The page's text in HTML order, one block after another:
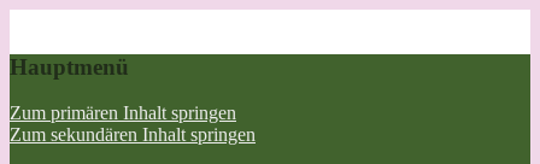
Hauptmenü
Zum primären Inhalt springen
Zum sekundären Inhalt springen